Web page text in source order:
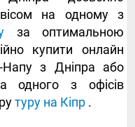
на одному з
за оптимальною
купити онлайн
Напу з Дніпра або
одного з офісів
туру на Кіпр .